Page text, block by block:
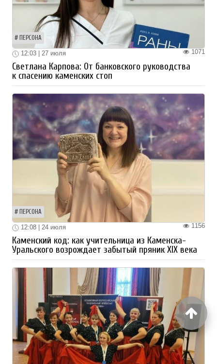
ПЕРСОНА
1071
12:03 | 27 июля
Светлана Карпова: От банковского руководства
к спасению каменских стоп
ПЕРСОНА
1156
12:08 | 24 июля
Каменский код: как учительница из Каменска-
Уральского возрождает забытый пряник XIX века